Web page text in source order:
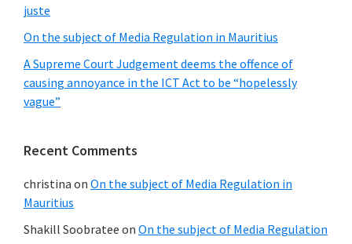
juste
On the subject of Media Regulation in Mauritius
A Supreme Court Judgement deems the offence of
causing annoyance in the ICT Act to be “hopelessly
vague”
Recent Comments
christina on On the subject of Media Regulation in
Mauritius
Shakill Soobratee on On the subject of Media Regulation